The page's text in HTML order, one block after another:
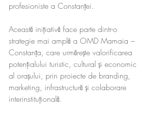
profesioniste a Constanței.
Această inițiativă face parte dintr-o
strategie mai amplă a OMD Mamaia –
Constanța, care urmărește valorificarea
potențialului turistic, cultural și economic
al orașului, prin proiecte de branding,
marketing, infrastructură și colaborare
interinstituțională.